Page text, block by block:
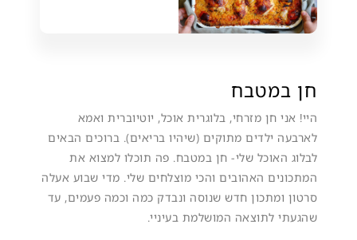
חן במטבח
היי! אני חן מזרחי, בלוגרית אוכל, יוטיוברית ואמא
לארבעה ילדים מתוקים (שיהיו בריאים). ברוכים הבאים
לבלוג האוכל שלי- חן במטבח. פה תוכלו למצוא את
המתכונים האהובים והכי מוצלחים שלי. מדי שבוע אעלה
סרטון ומתכון חדש שנוסה ונבדק כמה וכמה פעמים, עד
שהגעתי לתוצאה המושלמת בעיניי.